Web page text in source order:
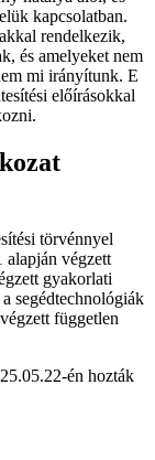
kapcsolatban.
rendelkezik,
és amelyeket nem
mi irányítunk. E
előírásokkal
törvénnyel
végzett
gyakorlati
segédtechnológiák
független
én hozták